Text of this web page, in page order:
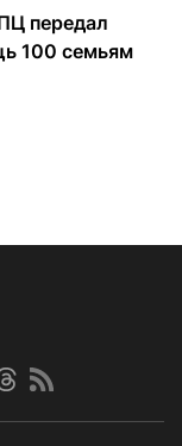
передал
100 семьям